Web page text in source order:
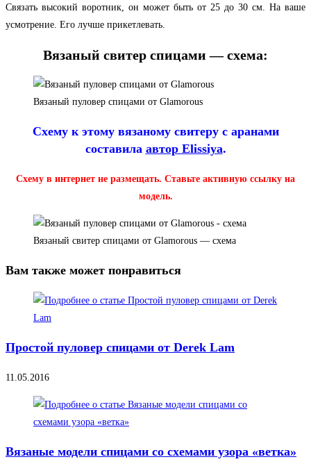
Связать высокий воротник, он может быть от 25 до 30 см. На ваше
усмотрение. Его лучше прикетлевать.
Вязаный свитер спицами — схема:
Вязаный пуловер спицами от Glamorous
Схему к этому вязаному свитеру с аранами
составила автор Elissiya.
Схему в интернет не размещать. Ставьте активную ссылку на
модель.
Вязаный свитер спицами от Glamorous — схема
Вам также может понравиться
Простой пуловер спицами от Derek Lam
11.05.2016
Вязаные модели спицами со схемами узора «ветка»